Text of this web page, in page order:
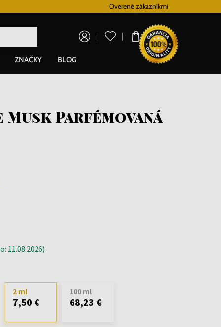
Overené zákazníkmi
0,00 €
ZNAČKY BLOG
Parfémovaná
11.08.2026)
2 ml
7,50 €
100 ml
68,23 €